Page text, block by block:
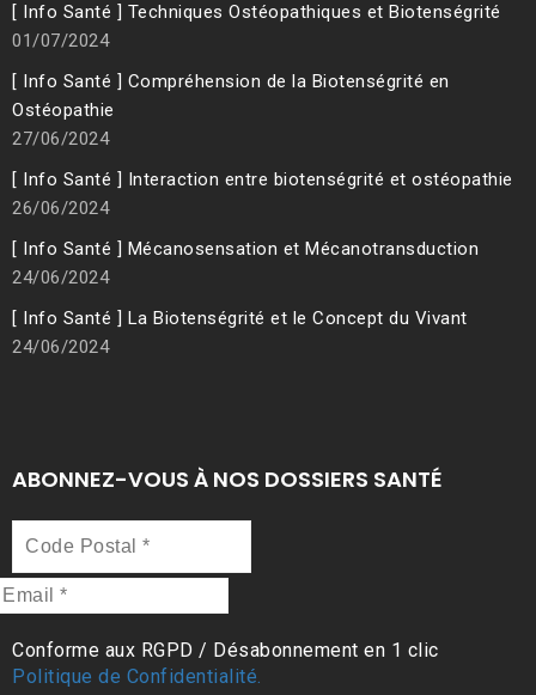
[ Info Santé ] Techniques Ostéopathiques et Biotenségrité
01/07/2024
[ Info Santé ] Compréhension de la Biotenségrité en
Ostéopathie
27/06/2024
[ Info Santé ] Interaction entre biotenségrité et ostéopathie
26/06/2024
[ Info Santé ] Mécanosensation et Mécanotransduction
24/06/2024
[ Info Santé ] La Biotenségrité et le Concept du Vivant
24/06/2024
ABONNEZ-VOUS À NOS DOSSIERS SANTÉ
Postal
*
Email
*
Conforme aux RGPD / Désabonnement en 1 clic
Politique de Confidentialité.